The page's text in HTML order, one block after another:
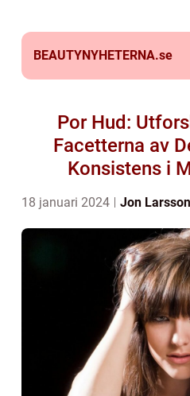
BEAUTYNYHETERNA.se
Por Hud:
Facetterna av
Konsistens i
18 januari 2024 Jon Larsson